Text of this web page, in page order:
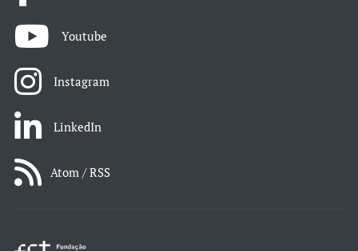
Youtube
Instagram
LinkedIn
Atom / RSS